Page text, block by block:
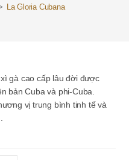
La Gloria Cubana
gà cao cấp lâu đời được
bản Cuba và phi-Cuba.
vị trung bình tinh tế và